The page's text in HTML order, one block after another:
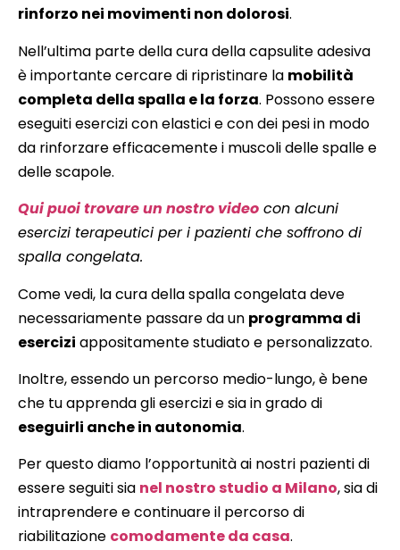
rinforzo nei movimenti non dolorosi.
Nell’ultima parte della cura della capsulite adesiva
è importante cercare di ripristinare la mobilità
completa della spalla e la forza. Possono essere
eseguiti esercizi con elastici e con dei pesi in modo
da rinforzare efficacemente i muscoli delle spalle e
delle scapole.
Qui puoi trovare un nostro video con alcuni
esercizi terapeutici per i pazienti che soffrono di
spalla congelata.
Come vedi, la cura della spalla congelata deve
necessariamente passare da un programma di
esercizi appositamente studiato e personalizzato.
Inoltre, essendo un percorso medio-lungo, è bene
che tu apprenda gli esercizi e sia in grado di
eseguirli anche in autonomia.
Per questo diamo l’opportunità ai nostri pazienti di
essere seguiti sia nel nostro studio a Milano, sia di
intraprendere e continuare il percorso di
riabilitazione comodamente da casa.